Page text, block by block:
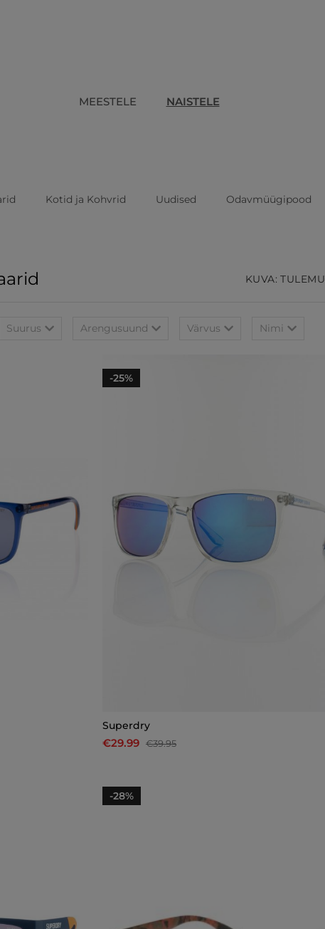
MEESTELE NAISTELE
Kotid ja Kohvrid Uudised Odavmüügipood
KUVA:
Suurus Arengusuund Värvus Nimi
-25%
Superdry
€29.99 €39.95
-28%